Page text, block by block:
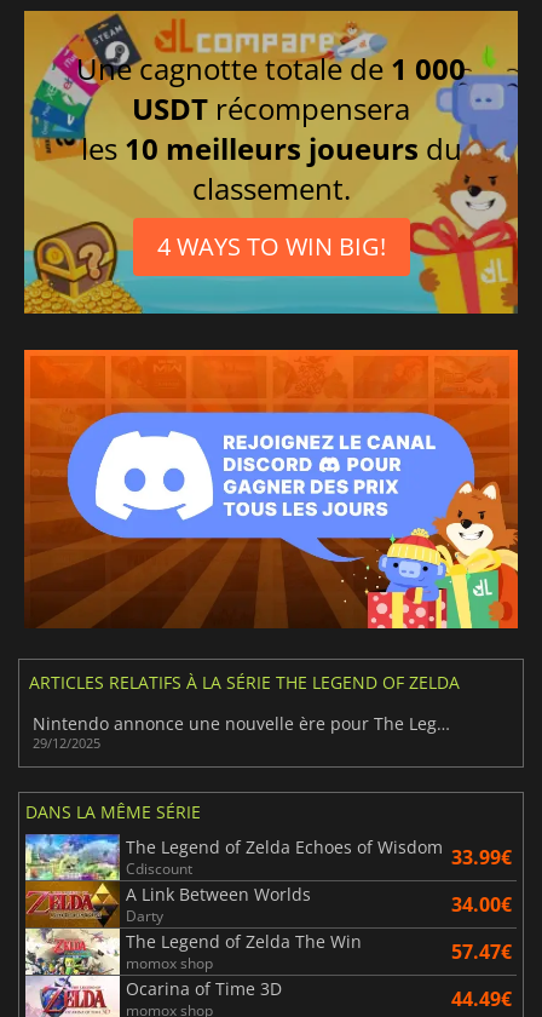
Une cagnotte totale de 1 000
USDT récompensera
les 10 meilleurs joueurs du
classement.
4 WAYS TO WIN BIG!
ARTICLES RELATIFS À LA SÉRIE THE LEGEND OF ZELDA
Nintendo annonce une nouvelle ère pour The Legend of Zelda
29/12/2025
DANS LA MÊME SÉRIE
The Legend of Zelda Echoes of Wisdom
Cdiscount 33.99€
A Link Between Worlds
Darty 34.00€
The Legend of Zelda The Win
momox shop 57.47€
Ocarina of Time 3D
momox shop 44.49€